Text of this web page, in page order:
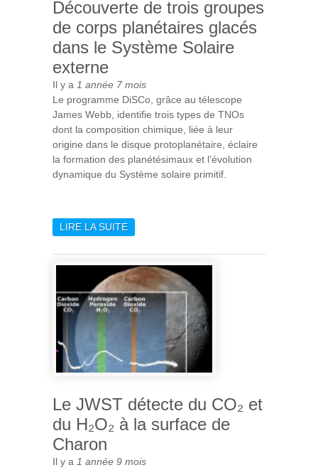
Découverte de trois groupes
de corps planétaires glacés
dans le Système Solaire
externe
Il y a 1 année 7 mois
Le programme DiSCo, grâce au télescope
James Webb, identifie trois types de TNOs
dont la composition chimique, liée à leur
origine dans le disque protoplanétaire, éclaire
la formation des planétésimaux et l’évolution
dynamique du Système solaire primitif.
LIRE LA SUITEDE DÉCOUVERTE DE TROIS
PLANÉTAIRES GLACÉS
DANS LE SYSTÈME SOLAIRE
EXTERNE
Le JWST détecte du CO₂ et
du H₂O₂ à la surface de
Charon
Il y a 1 année 9 mois